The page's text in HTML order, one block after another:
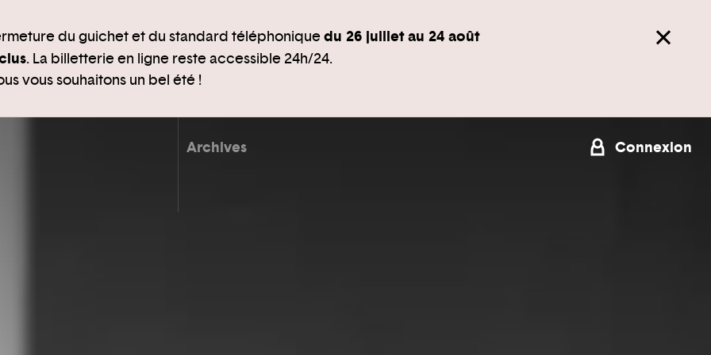
du guichet et du standard téléphoniquedu 26 juillet au 24 août
. La billetterie en ligne reste accessible 24h/24.
vous souhaitons un bel été !
Archives Connexion